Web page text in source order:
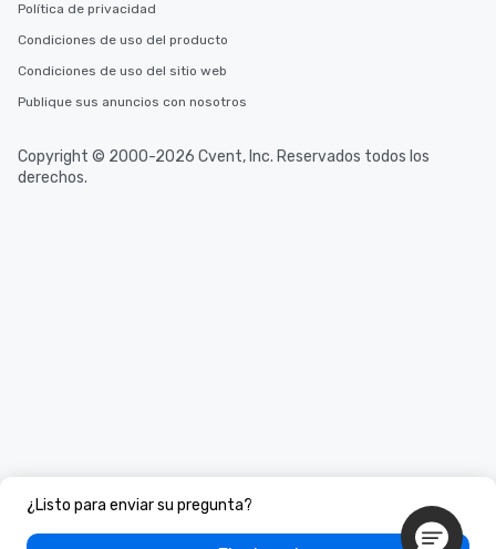
¿Listo para enviar su pregunta?
Política de privacidad
Condiciones de uso del producto
Condiciones de uso del sitio web
Publique sus anuncios con nosotros
Copyright © 2000-2026 Cvent, Inc. Reservados todos los
derechos.